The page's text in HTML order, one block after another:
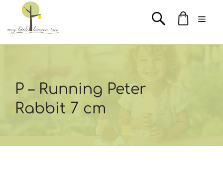
Μετάβαση
περιεχόμενο
P – Running Peter
Rabbit 7 cm